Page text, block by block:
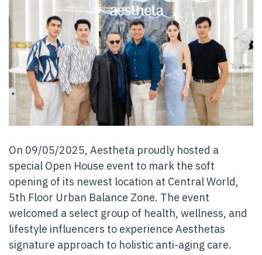
On 09/05/2025, Aestheta proudly hosted a
special Open House event to mark the soft
opening of its newest location at Central World,
5th Floor Urban Balance Zone. The event
welcomed a select group of health, wellness, and
lifestyle influencers to experience Aesthetas
signature approach to holistic anti-aging care.